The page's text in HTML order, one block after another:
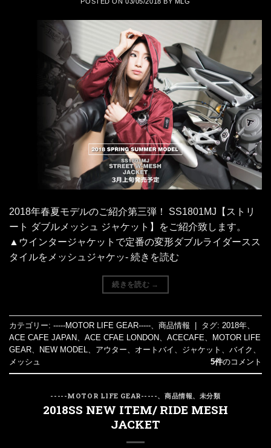
2018年春夏モデルのご紹介第三弾！ SS1801MJ【ストリ
ート ダブルメッシュ ジャケット】をご紹介致します。
▲ウインタージャケットで定番の変形ダブルライダースス
タイルをメッシュジャケッ- 続きを読む
続きを読む →
カテゴリー: -----MOTOR LIFE GEAR-----、 商品情報 タグ: 2018年、
ACE CAFE JAPAN、 ACE CFAE LONDON、 ACECAFE、
MOTOR LIFE
GEAR、 NEW MODEL、 アウター、 オートバイ 、 ジャケット 、 バイク 、
メッシュ
5件のコメント
-----MOTOR LIFE GEAR-----、商品情報、 未分類
2018SS NEW ITEM/ RIDE MESH
JACKET